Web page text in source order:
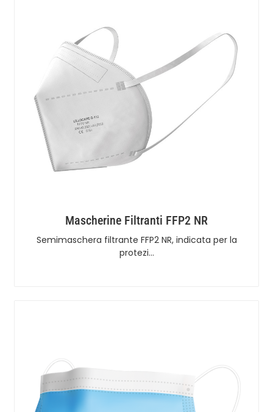
Mascherine Filtranti FFP2 NR
Semimaschera filtrante FFP2 NR, indicata per la
protezi…